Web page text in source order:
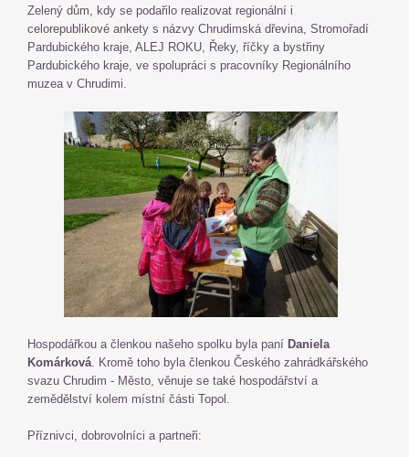
Zelený dům, kdy se podařilo realizovat regionální i
celorepublikové ankety s názvy Chrudimská dřevina, Stromořadí
Pardubického kraje, ALEJ ROKU, Řeky, říčky a bystřiny
Pardubického kraje, ve spolupráci s pracovníky Regionálního
muzea v Chrudimi.
Hospodářkou a členkou našeho spolku byla paní Daniela
Komárková. Kromě toho byla členkou Českého zahrádkářského
svazu Chrudim - Město, věnuje se také hospodářství a
zemědělství kolem místní části Topol.
Příznivci, dobrovolníci a partneři: